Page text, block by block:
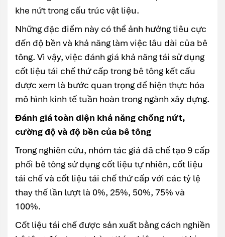
khe nứt trong cấu trúc vật liệu.
Những đặc điểm này có thể ảnh hưởng tiêu cực
đến độ bền và khả năng làm việc lâu dài của bê
tông. Vì vậy, việc đánh giá khả năng tái sử dụng
cốt liệu tái chế thứ cấp trong bê tông kết cấu
được xem là bước quan trọng để hiện thực hóa
mô hình kinh tế tuần hoàn trong ngành xây dựng.
Đánh giá toàn diện khả năng chống nứt,
cường độ và độ bền của bê tông
Trong nghiên cứu, nhóm tác giả đã chế tạo 9 cấp
phối bê tông sử dụng cốt liệu tự nhiên, cốt liệu
tái chế và cốt liệu tái chế thứ cấp với các tỷ lệ
thay thế lần lượt là 0%, 25%, 50%, 75% và
100%.
Cốt liệu tái chế được sản xuất bằng cách nghiền